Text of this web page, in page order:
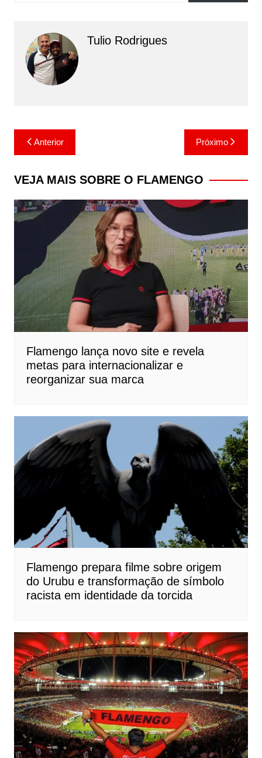
Tulio Rodrigues
Navegação
de
Post
Anterior Próximo
VEJA MAIS SOBRE O FLAMENGO
Flamengo lança novo site e revela
metas para internacionalizar e
reorganizar sua marca
Flamengo prepara filme sobre origem
do Urubu e transformação de símbolo
racista em identidade da torcida